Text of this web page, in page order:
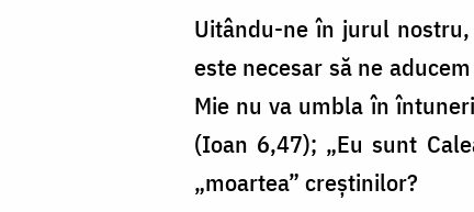
Uitându-ne în jurul
este necesar să ne
Mie nu va umbla în
(Ioan 6,47); „Eu sunt
„moartea” creștinilor?